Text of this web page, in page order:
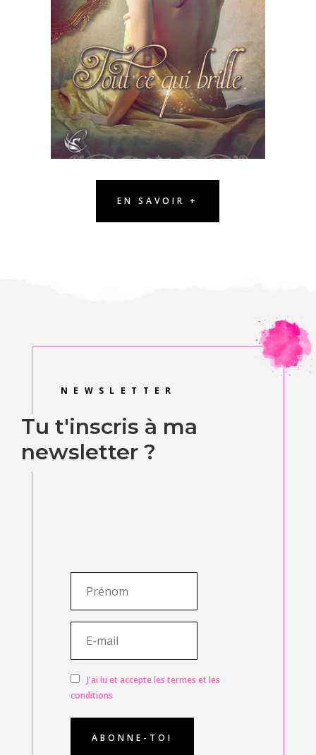
EN SAVOIR +
NEWSLETTER
Tu t'inscris à ma
newsletter ?
J'ai lu et accepte les termes et les
conditions